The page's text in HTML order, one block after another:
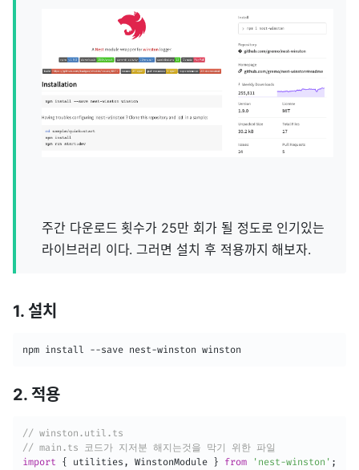
주간 다운로드 횟수가 25만 회가 될 정도로 인기있는
라이브러리 이다. 그러면 설치 후 적용까지 해보자.
1. 설치
npm install --save nest-winston winston
2. 적용
// winston.util.ts
// main.ts 코드가 지저분 해지는것을 막기 위한 파일
import
{ utilities , WinstonModule } from 'nest-winston' ;